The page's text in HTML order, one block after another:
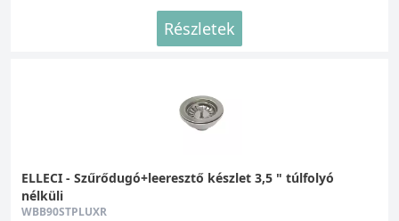
Részletek
ELLECI - Szűrődugó+leeresztő készlet 3,5 " túlfolyó
nélküli
WBB90STPLUXR